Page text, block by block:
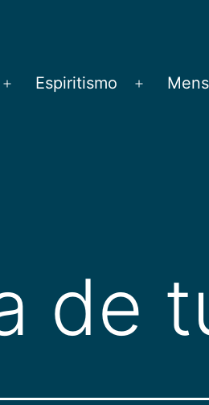
Abrir
Espiritismo
Abrir
de